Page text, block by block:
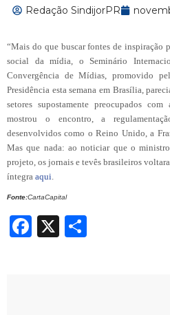
Redação SindijorPR
“Mais do que buscar fontes de inspiração
social da mídia, o Seminário
Convergência de Mídias, promovido
Presidência esta semana em Brasília,
setores supostamente preocupados
mostrou o encontro, a
desenvolvidos como o Reino Unido, a
Mas que nada: ao noticiar que o
projeto, os jornais e tevês brasileiros
íntegra aqui
Fonte:CartaCapital
Facebook
X